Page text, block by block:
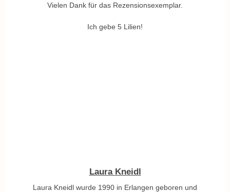
Vielen Dank für das Rezensionsexemplar.
Ich gebe 5 Lilien!
Laura Kneidl
Laura Kneidl wurde 1990 in Erlangen geboren und